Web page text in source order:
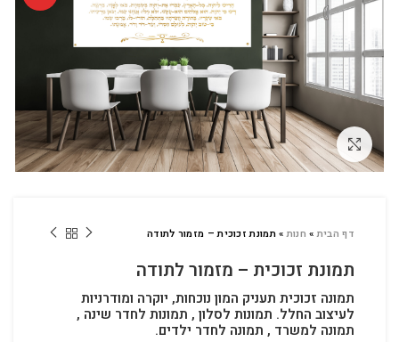
לחץ להגדלה
דף הבית» חנות»תמונת זכוכית – מזמור לתודה
תמונת זכוכית – מזמור לתודה
תמונה זכוכית תעניק המון נוכחות, יוקרה ומודרניות
לעיצוב החלל. תמונות לסלון , תמונות לחדר שינה ,
תמונה למשרד , תמונה לחדר ילדים.